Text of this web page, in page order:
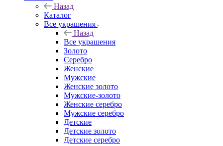
Назад
Каталог
Все украшения
Назад
Все украшения
Золото
Серебро
Женские
Мужские
Женские золото
Мужские-золото
Женские серебро
Мужские серебро
Детские
Детские золото
Детские серебро